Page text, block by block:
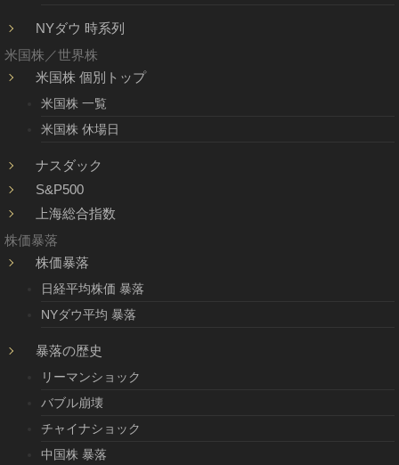
NYダウ 時系列
米国株／世界株
米国株 個別トップ
米国株 一覧
米国株 休場日
ナスダック
S&P500
上海総合指数
株価暴落
株価暴落
日経平均株価 暴落
NYダウ平均 暴落
暴落の歴史
リーマンショック
バブル崩壊
チャイナショック
中国株 暴落